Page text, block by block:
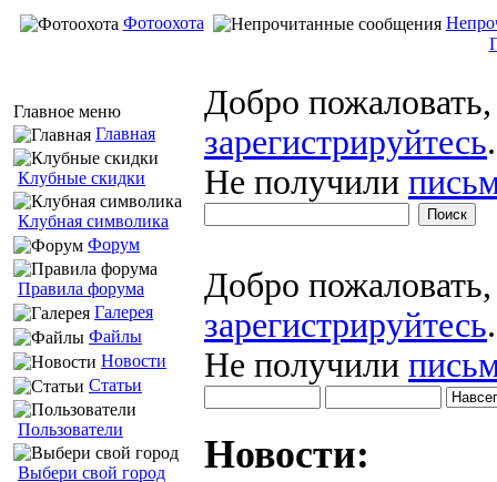
Фотоохота
Главное меню
Главная
Клубные скидки
Клубная символика
Форум
Правила форума
Галерея
Файлы
Новости
Статьи
Пользователи
Выбери свой город
Добро
зарегистрируйтесь.
Не получили
Добро
зарегистрируйтесь.
Не получили
Новости: